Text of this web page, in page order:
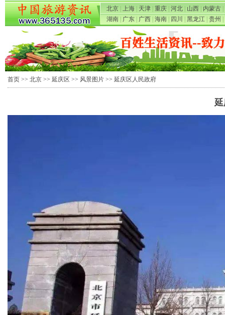
北京 上海 天津 重庆 河北 山西 内蒙古
湖南
广东 广西 海南 四川 黑龙江 贵州
首页 >> 北京 >> 延庆区 >> 风景图片 >> 延庆区人民政府